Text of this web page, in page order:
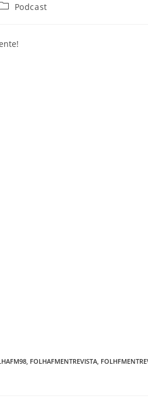
Podcast
FOLHAFMENTREVISTA